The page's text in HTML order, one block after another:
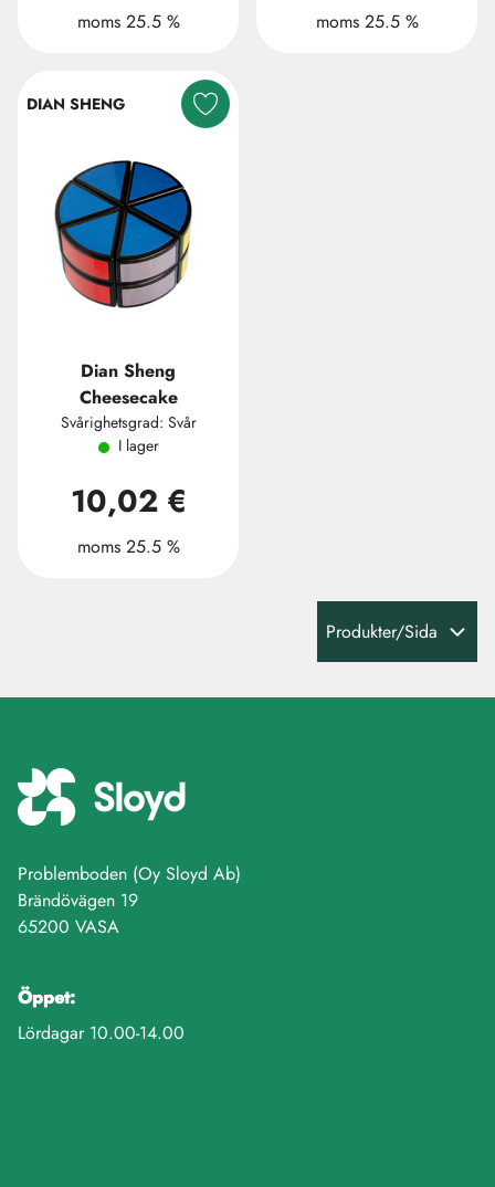
moms 25.5 % moms 25.5 %
DIAN SHENG
Dian Sheng
Cheesecake
Svårighetsgrad: Svår
I lager
10,02 €
moms 25.5 %
Produkter/Sida
Problemboden (Oy Sloyd Ab)
Brändövägen 19
65200 VASA
Öppet:
Lördagar 10.00-14.00